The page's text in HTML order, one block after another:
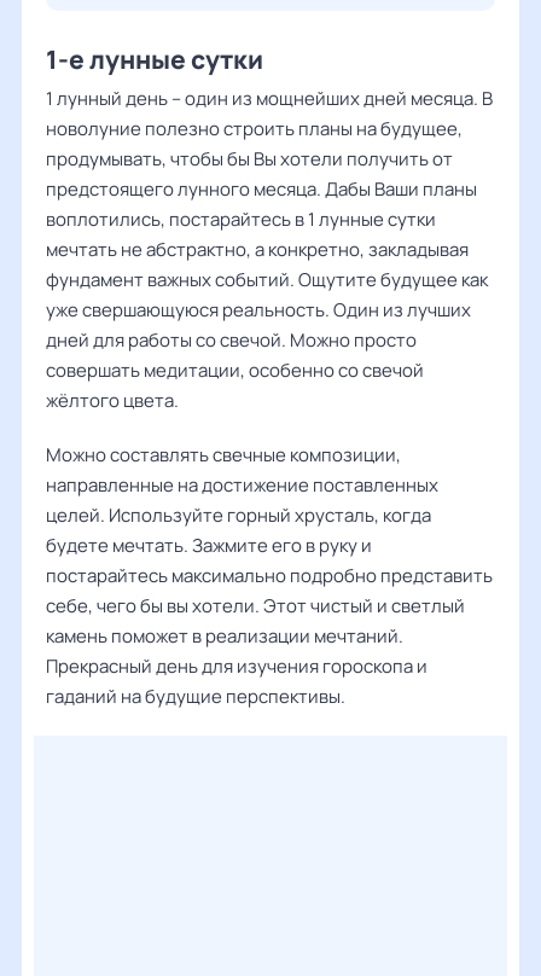
1-е лунные сутки
1 лунный день – один из мощнейших дней месяца. В
новолуние полезно строить планы на будущее,
продумывать, чтобы бы Вы хотели получить от
предстоящего лунного месяца. Дабы Ваши планы
воплотились, постарайтесь в 1 лунные сутки
мечтать не абстрактно, а конкретно, закладывая
фундамент важных событий. Ощутите будущее как
уже свершающуюся реальность. Один из лучших
дней для работы со свечой. Можно просто
совершать медитации, особенно со свечой
жёлтого цвета.
Можно составлять свечные композиции,
направленные на достижение поставленных
целей. Используйте горный хрусталь, когда
будете мечтать. Зажмите его в руку и
постарайтесь максимально подробно представить
себе, чего бы вы хотели. Этот чистый и светлый
камень поможет в реализации мечтаний.
Прекрасный день для изучения гороскопа и
гаданий на будущие перспективы.